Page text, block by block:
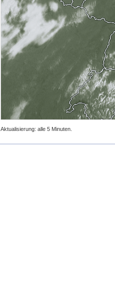
Aktualisierung: alle 5 Minuten.